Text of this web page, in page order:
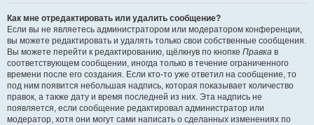
Как мне отредактировать или удалить сообщение?
Если вы не являетесь администратором или модератором конференции,
вы можете редактировать и удалять только свои собственные сообщения.
Вы можете перейти к редактированию, щёлкнув по кнопке Правка в
соответствующем сообщении, иногда только в течение ограниченного
времени после его создания. Если кто-то уже ответил на сообщение, то
под ним появится небольшая надпись, которая показывает количество
правок, а также дату и время последней из них. Эта надпись не
появляется, если сообщение редактировал администратор или
модератор, хотя они могут сами написать о сделанных изменениях по